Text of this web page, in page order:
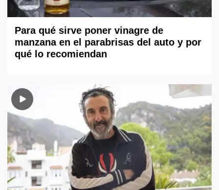
Para qué sirve poner vinagre de
manzana en el parabrisas del auto y por
qué lo recomiendan